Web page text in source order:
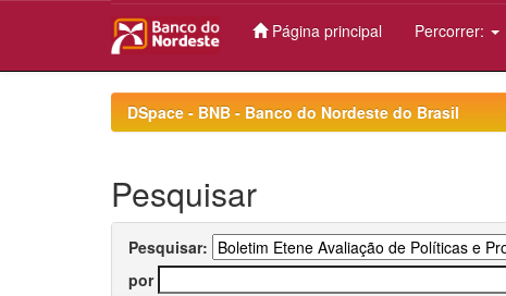
Página principal Percorrer:
DSpace - BNB - Banco do Nordeste do Brasil
Pesquisar
Pesquisar:
por